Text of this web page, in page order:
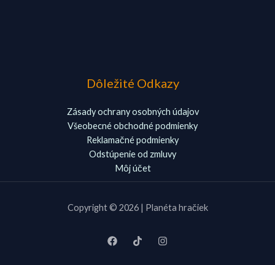
Dôležité Odkazy
Zásady ochrany osobných údajov
Všeobecné obchodné podmienky
Reklamačné podmienky
Odstúpenie od zmluvy
Môj účet
Copyright © 2026 | Planéta hračiek